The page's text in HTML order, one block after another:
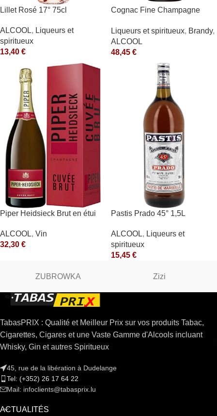
Lillet Rosé 17° 75cl
ALCOOL, Liqueurs et
spiritueux
13,40 €
Cognac Fine Champagne
Liqueurs et spiritueux, Brandy,
ALCOOL
48,45 €
Piper Heidsieck Brut en étui
ALCOOL, Vin
32,30 €
Pastis Prado 45° 1,5L
ALCOOL, Liqueurs et
spiritueux
15,45 €
ZUBROWKA Zizi
TabasPRIX : Qualité et Meilleur Prix sur vos produits Tabac,
Cigarettes, Cigares et une Vaste Gamme d'Alcools incluant
Whisky, Gin et autres Spiritueux
45, rue de la libération à Dudelange
Tel: (+352) 26 17 64 22
Mail: infoclients@tabasprix.lu
ACTUALITÉS